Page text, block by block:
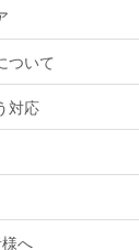
ついて
対応
へ